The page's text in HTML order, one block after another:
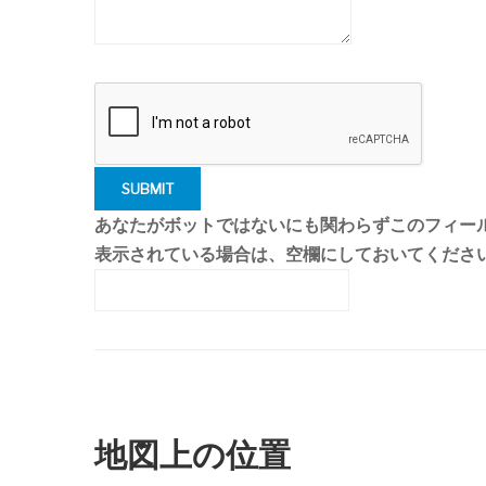
あなたがボットではないにも関わらずこのフィー
表示されている場合は、空欄にしておいてくださ
地図上の位置